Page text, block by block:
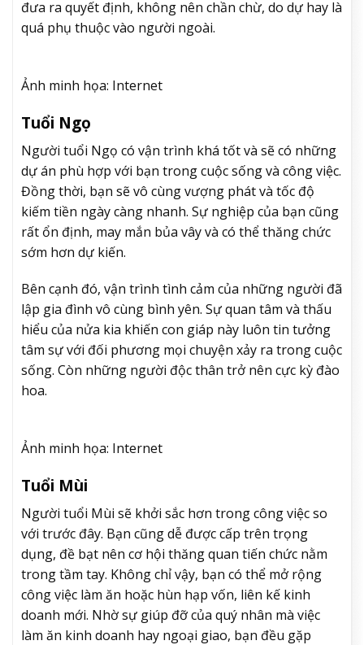
đưa ra quyết định, không nên chần chừ, do dự hay là
quá phụ thuộc vào người ngoài.
Ảnh minh họa: Internet
Tuổi Ngọ
Người tuổi Ngọ có vận trình khá tốt và sẽ có những
dự án phù hợp với bạn trong cuộc sống và công việc.
Đồng thời, bạn sẽ vô cùng vượng phát và tốc độ
kiếm tiền ngày càng nhanh. Sự nghiệp của bạn cũng
rất ổn định, may mắn bủa vây và có thể thăng chức
sớm hơn dự kiến.
Bên cạnh đó, vận trình tình cảm của những người đã
lập gia đình vô cùng bình yên. Sự quan tâm và thấu
hiểu của nửa kia khiến con giáp này luôn tin tưởng
tâm sự với đối phương mọi chuyện xảy ra trong cuộc
sống. Còn những người độc thân trở nên cực kỳ đào
hoa.
Ảnh minh họa: Internet
Tuổi Mùi
Người tuổi Mùi sẽ khởi sắc hơn trong công việc so
với trước đây. Bạn cũng dễ được cấp trên trọng
dụng, đề bạt nên cơ hội thăng quan tiến chức nằm
trong tầm tay. Không chỉ vậy, bạn có thể mở rộng
công việc làm ăn hoặc hùn hạp vốn, liên kế kinh
doanh mới. Nhờ sự giúp đỡ của quý nhân mà việc
làm ăn kinh doanh hay ngoại giao, bạn đều gặp